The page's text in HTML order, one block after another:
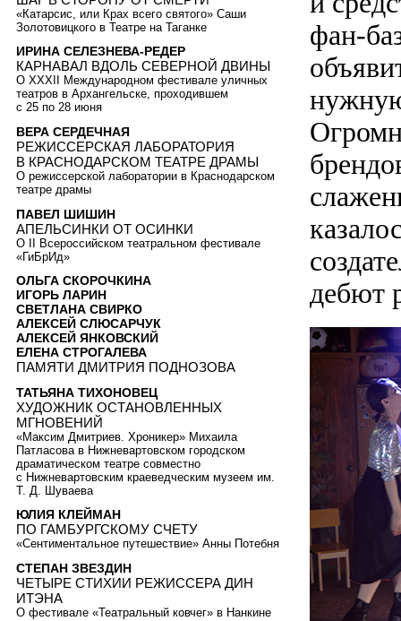
фан-
дебют
«Катарсис, или Крах всего святого» Саши
Золотовицкого в Театре на Таганке
ИРИНА СЕЛЕЗНЕВА-РЕДЕР
КАРНАВАЛ ВДОЛЬ СЕВЕРНОЙ ДВИНЫ
О XXXII Международном фестивале уличных
театров в Архангельске, проходившем
с 25 по 28 июня
ВЕРА СЕРДЕЧНАЯ
РЕЖИССЕРСКАЯ ЛАБОРАТОРИЯ
В КРАСНОДАРСКОМ ТЕАТРЕ ДРАМЫ
О режиссерской лаборатории в Краснодарском
театре драмы
ПАВЕЛ ШИШИН
АПЕЛЬСИНКИ ОТ ОСИНКИ
О II Всероссийском театральном фестивале
«ГиБрИд»
ОЛЬГА СКОРОЧКИНА
ИГОРЬ ЛАРИН
СВЕТЛАНА СВИРКО
АЛЕКСЕЙ СЛЮСАРЧУК
АЛЕКСЕЙ ЯНКОВСКИЙ
ЕЛЕНА СТРОГАЛЕВА
ПАМЯТИ ДМИТРИЯ ПОДНОЗОВА
ТАТЬЯНА ТИХОНОВЕЦ
ХУДОЖНИК ОСТАНОВЛЕННЫХ
МГНОВЕНИЙ
«Максим Дмитриев. Хроникер» Михаила
Патласова в Нижневартовском городском
драматическом театре совместно
с Нижневартовским краеведческим музеем им.
Т. Д. Шуваева
ЮЛИЯ КЛЕЙМАН
ПО ГАМБУРГСКОМУ СЧЕТУ
«Сентиментальное путешествие» Анны Потебня
СТЕПАН ЗВЕЗДИН
ЧЕТЫРЕ СТИХИИ РЕЖИССЕРА ДИН
ИТЭНА
О фестивале «Театральный ковчег» в Нанкине